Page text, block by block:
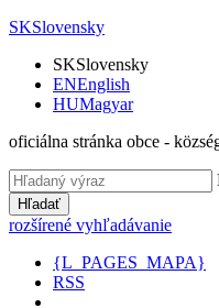
SKSlovensky
SKSlovensky
ENEnglish
HUMagyar
oficiálna stránka obce -
Hľadať
rozšírené vyhľadávanie
{L_PAGES_MAPA}
RSS